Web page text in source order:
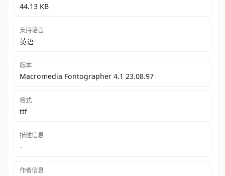
44.13 KB
支持语言
英语
版本
Macromedia Fontographer 4.1 23.08.97
格式
ttf
描述信息
-
作者信息